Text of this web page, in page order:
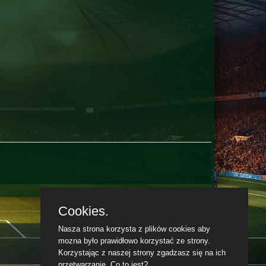
Cookies.
Nasza strona korzysta z plików cookies aby
mozna było prawidłowo korzystać ze strony.
Korzystając z naszej strony zgadzasz się na ich